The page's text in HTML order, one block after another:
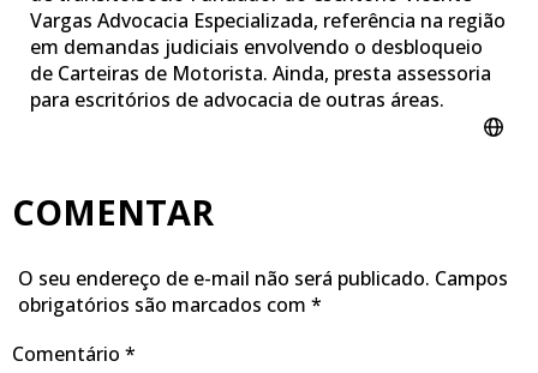
Vargas Advocacia Especializada, referência na região
em demandas judiciais envolvendo o desbloqueio
de Carteiras de Motorista. Ainda, presta assessoria
para escritórios de advocacia de outras áreas.
COMENTAR
O seu endereço de e-mail não será publicado. Campos
obrigatórios são marcados com *
Comentário *